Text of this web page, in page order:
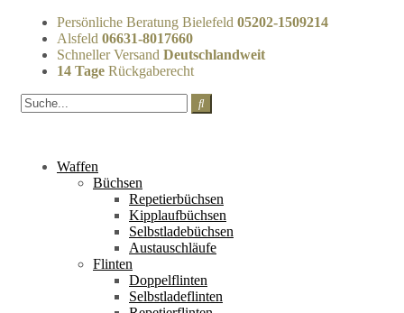
Persönliche Beratung Bielefeld 05202-1509214
Alsfeld 06631-8017660
Schneller Versand Deutschlandweit
14 Tage Rückgaberecht
Waffen
Büchsen
Repetierbüchsen
Kipplaufbüchsen
Selbstladebüchsen
Austauschläufe
Flinten
Doppelflinten
Selbstladeflinten